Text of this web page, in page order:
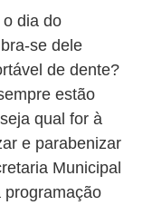
dia do
se dele
de dente?
estão
qual for à
e parabenizar
Municipal
programação